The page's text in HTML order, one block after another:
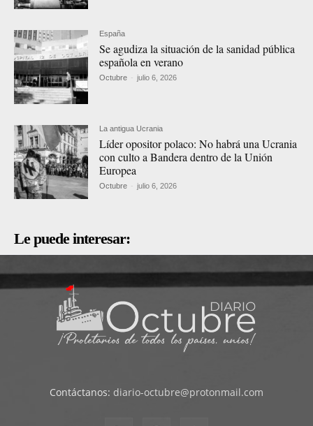
España
Se agudiza la situación de la sanidad pública
española en verano
Octubre - julio 6, 2026
La antigua Ucrania
Líder opositor polaco: No habrá una Ucrania
con culto a Bandera dentro de la Unión
Europea
Octubre - julio 6, 2026
Le puede interesar:
Contáctanos: diario-octubre@protonmail.com